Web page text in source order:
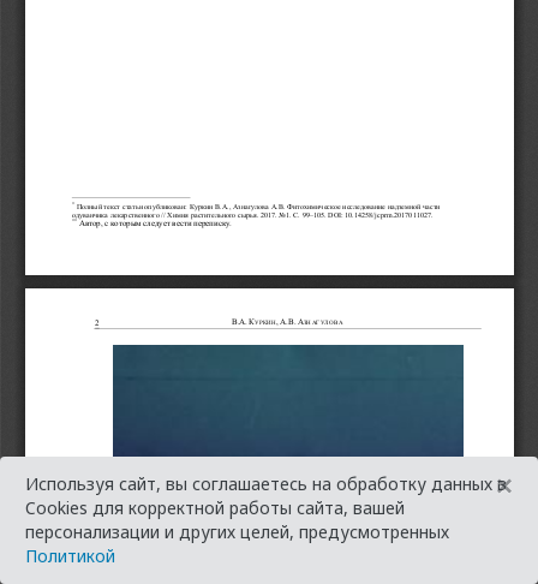
Используя сайт, вы соглашаетесь на обработку данных в
Cookies для корректной работы сайта, вашей
персонализации и других целей, предусмотренных
Политикой
×